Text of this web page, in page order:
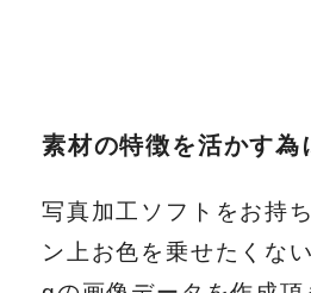
素材の特徴を活かす為
写真加工ソフトをお持
ン上お色を乗せたくな